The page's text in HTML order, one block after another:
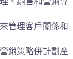
管理客戶關係和
銷策略併計劃產